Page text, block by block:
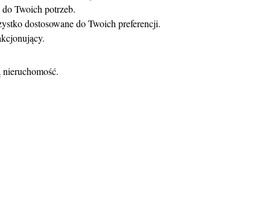
Twoich potrzeb.
dostosowane do Twoich preferencji.